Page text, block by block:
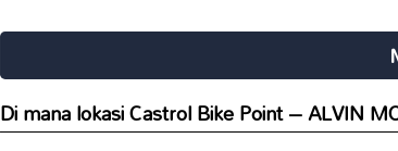
Di mana lokasi Castrol Bike Point – ALVIN